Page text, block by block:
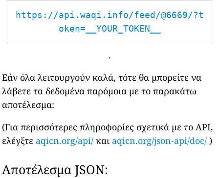
https://api.waqi.info/feed/@6669/?t
oken=__YOUR_TOKEN__
.
Εάν όλα λειτουργούν καλά, τότε θα μπορείτε να
λάβετε τα δεδομένα παρόμοια με το παρακάτω
αποτέλεσμα:
(Για περισσότερες πληροφορίες σχετικά με το API,
ελέγξτε aqicn.org/api/ και aqicn.org/json-api/doc/ )
Αποτέλεσμα JSON: